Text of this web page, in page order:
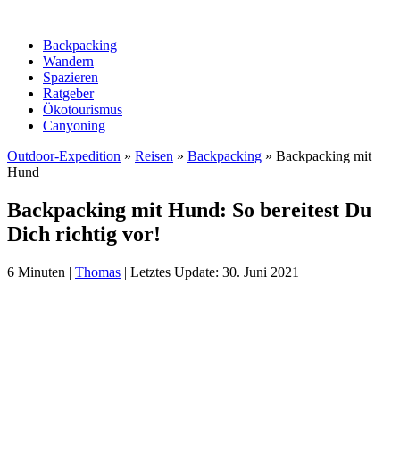
Backpacking
Wandern
Spazieren
Ratgeber
Ökotourismus
Canyoning
Outdoor-Expedition » Reisen » Backpacking » Backpacking mit
Hund
Backpacking mit Hund: So bereitest Du
Dich richtig vor!
6 Minuten | Thomas | Letztes Update: 30. Juni 2021